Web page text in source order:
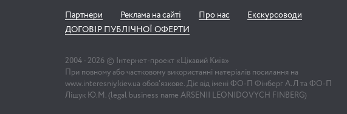
Партнери Реклама на сайті Про нас
Екскурсоводи
ДОГОВІР ПУБЛІЧНОЇ ОФЕРТИ
2004 - 2026 © Інтернет-проект «Цікавий Київ»
При повному або частковому використанні матеріалів посилання на
www.interesniy.kiev.ua обов'язкове. Діє від імені ФО-П Фінберг А.Л та ФО-П
Ліщук Ю.М. (legal business name ARSENII LEONIDOVYCH FINBERG)